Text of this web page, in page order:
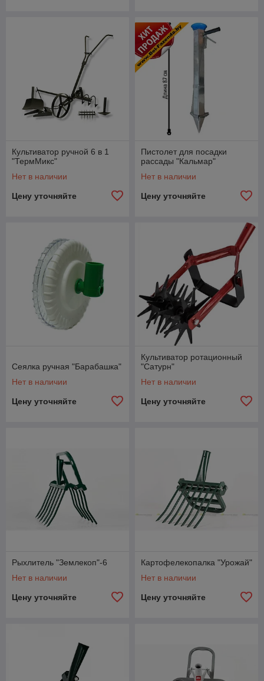
Культиватор ручной 6 в 1
"ТермМикс"
Нет в наличии
Цену уточняйте
Пистолет для посадки
рассады "Кальмар"
Нет в наличии
Цену уточняйте
Сеялка ручная "Барабашка"
Нет в наличии
Цену уточняйте
Культиватор ротационный
"Сатурн"
Нет в наличии
Цену уточняйте
Рыхлитель "Землекоп"-6
Нет в наличии
Цену уточняйте
Картофелекопалка "Урожай"
Нет в наличии
Цену уточняйте